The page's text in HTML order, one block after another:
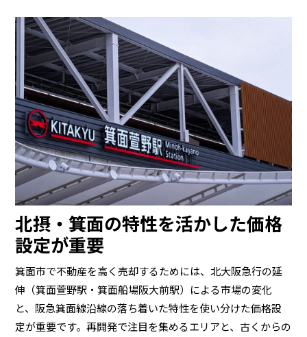
北摂・箕面の特性を活かした価格
設定が重要
箕面市で不動産を高く売却するためには、北大阪急行の延
伸（箕面萱野駅・箕面船場阪大前駅）による市場の変化
と、阪急箕面線沿線の落ち着いた特性を使い分けた価格設
定が重要です。再開発で注目を集めるエリアと、古くからの